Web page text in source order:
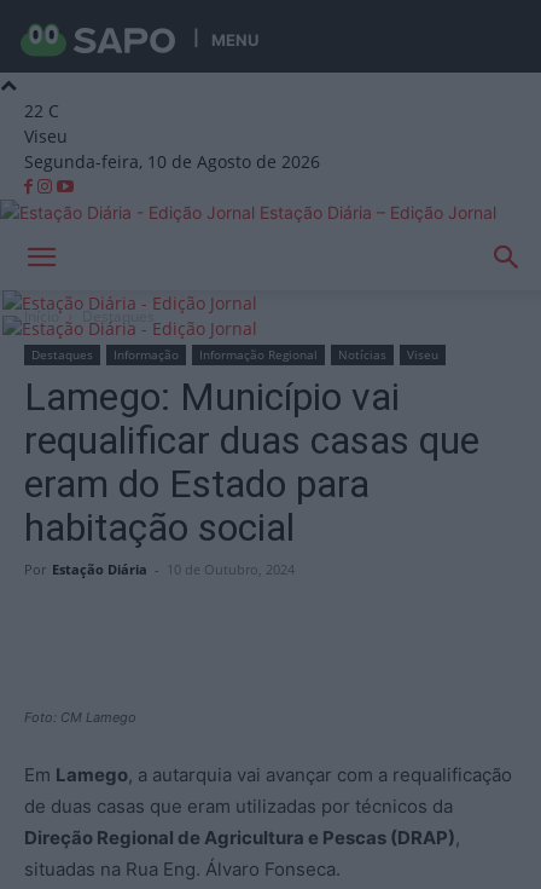
MENU
22 C
Viseu
Segunda-feira, 10 de Agosto de 2026
Estação Diária – Edição Jornal
Início Destaques
Destaques Informação Informação Regional Notícias Viseu
Lamego: Município vai
requalificar duas casas que
eram do Estado para
habitação social
Por Estação Diária - 10 de Outubro, 2024
Foto: CM Lamego
Em Lamego, a autarquia vai avançar com a requalificação
de duas casas que eram utilizadas por técnicos da
Direção Regional de Agricultura e Pescas (DRAP),
situadas na Rua Eng. Álvaro Fonseca.